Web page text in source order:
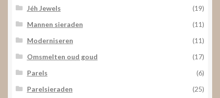
Jéh Jewels
(19)
Mannen sieraden
(11)
Moderniseren
(11)
Omsmelten oud goud
(17)
Parels
(6)
Parelsieraden
(25)